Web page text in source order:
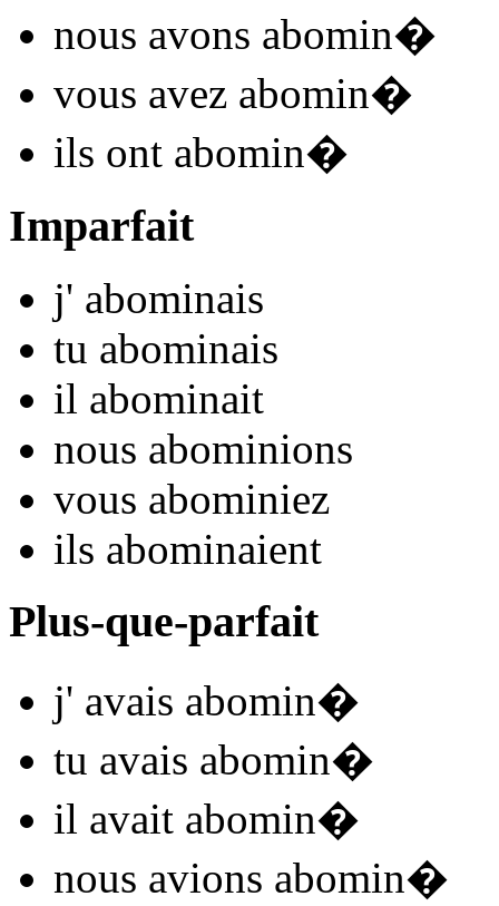
nous avons abomin�
vous avez abomin�
ils ont abomin�
Imparfait
j' abominais
tu abominais
il abominait
nous abominions
vous abominiez
ils abominaient
Plus-que-parfait
j' avais abomin�
tu avais abomin�
il avait abomin�
nous avions abomin�